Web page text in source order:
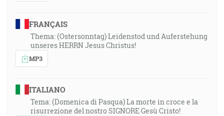
FRANÇAIS
Thema: (Ostersonntag) Leidenstod und Auferstehung
unseres HERRN Jesus Christus!
MP3
ITALIANO
Tema: (Domenica di Pasqua) La morte in croce e la
risurrezione del nostro SIGNORE Gesù Cristo!